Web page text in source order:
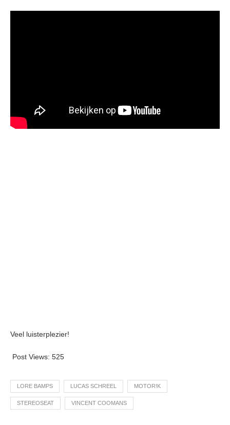
Veel luisterplezier!
Post Views: 525
LORE BAMPS LUCAS SCHREEL MOTOR!K
STEREOSEAT VINCENT COOMANS